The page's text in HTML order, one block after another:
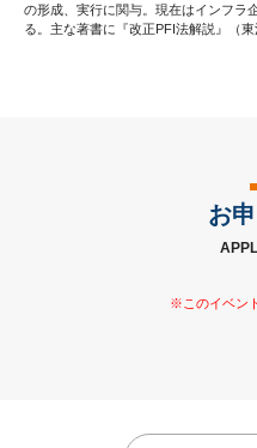
の形成、実行に関与。現在はインフラ
る。主な著書に『改正PFI法解説』（東
お